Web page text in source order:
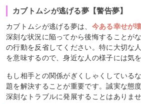
カブトムシが逃げる夢【警告夢】
カブトムシが逃げる夢は、 今ある幸せが
深刻な状況に陥ってから後悔することが
の行動を反省してください。特に大切な
を意味するので、身近な人の様子には気
もし相手との関係がぎくしゃくしている
題を解決することが重要です。誠実な態
深刻なトラブルに発展することはありませ